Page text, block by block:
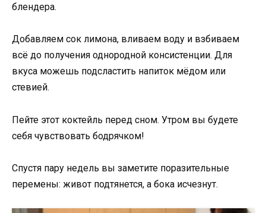
блендера.
Добавляем сок лимона, вливаем воду и взбиваем
всё до получения однородной консистенции. Для
вкуса можешь подсластить напиток мёдом или
стевией.
Пейте этот коктейль перед сном. Утром вы будете
себя чувствовать бодрячком!
Спустя пару недель вы заметите поразительные
перемены: живот подтянется, а бока исчезнут.